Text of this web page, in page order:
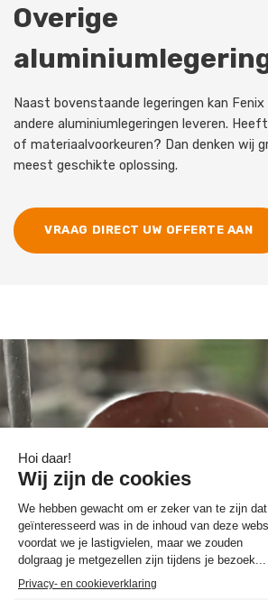
Overige
Naast bovenstaande legeringen kan
andere aluminiumlegeringen leveren.
of materiaalvoorkeuren? Dan denken wij
meest geschikte oplossing.
VRAAG DIRECT UW OFFERTE AAN